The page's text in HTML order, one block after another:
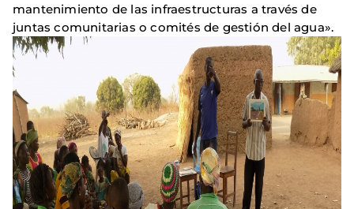
mantenimiento de las infraestructuras a través de
juntas comunitarias o comités de gestión del agua».